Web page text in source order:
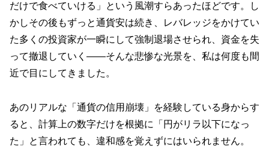
だけで食べていける」という風潮すらあったほどです。し
かしその後もずっと通貨安は続き、レバレッジをかけてい
た多くの投資家が一瞬にして強制退場させられ、資金を失
って撤退していく——そんな悲惨な光景を、私は何度も間
近で目にしてきました。
あのリアルな「通貨の信用崩壊」を経験している身からす
ると、計算上の数字だけを根拠に「円がリラ以下になっ
た」と言われても、違和感を覚えずにはいられません。